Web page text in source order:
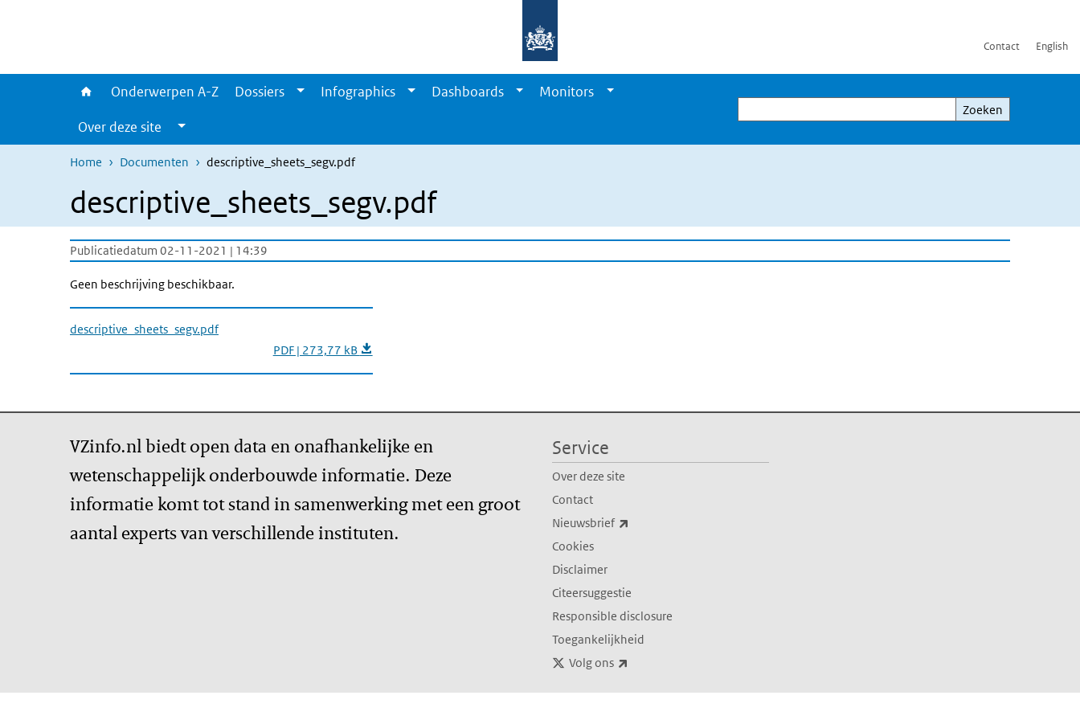
Contact English
Onderwerpen A-Z Dossiers Infographics Dashboards
Monitors
Over deze site
Zoeken
Zoeken
Home Documenten descriptive_sheets_segv.pdf
descriptive_sheets_segv.pdf
Publicatiedatum 02-11-2021 | 14:39
Geen beschrijving beschikbaar.
descriptive_sheets_segv.pdf
PDF | 273,77 kB
VZinfo.nl biedt open data en onafhankelijke en
wetenschappelijk onderbouwde informatie. Deze
informatie komt tot stand in samenwerking met een groot
aantal experts van verschillende instituten.
Service
Over deze site
Contact
Nieuwsbrief
Cookies
Disclaimer
Citeersuggestie
Responsible disclosure
Toegankelijkheid
Volg ons